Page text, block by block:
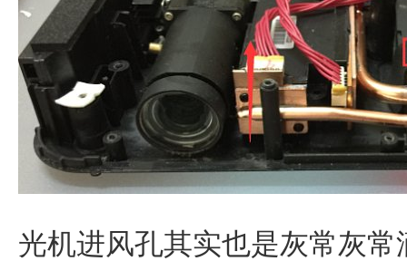
光机进风孔其实也是灰常灰